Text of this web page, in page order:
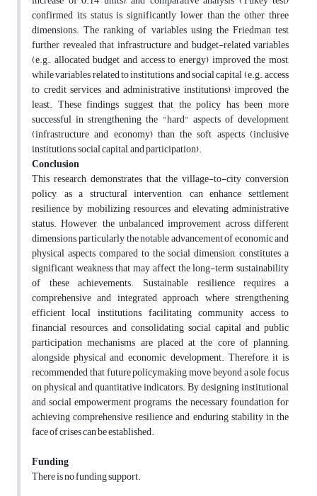
confirmed its status is significantly lower than the other three
dimensions. The ranking of variables using the Friedman test
further revealed that infrastructure and budget-related variables
(e.g., allocated budget and access to energy) improved the most,
while variables related to institutions and social capital (e.g., access
to credit services and administrative institutions) improved the
least. These findings suggest that the policy has been more
successful in strengthening the "hard" aspects of development
(infrastructure and economy) than the soft aspects (inclusive
institutions, social capital, and participation).
Conclusion
This research demonstrates that the village-to-city conversion
policy, as a structural intervention, can enhance settlement
resilience by mobilizing resources and elevating administrative
status. However, the unbalanced improvement across different
dimensions, particularly the notable advancement of economic and
physical aspects compared to the social dimension, constitutes a
significant weakness that may affect the long-term sustainability
of these achievements. Sustainable resilience requires a
comprehensive and integrated approach where strengthening
efficient local institutions, facilitating community access to
financial resources, and consolidating social capital and public
participation mechanisms are placed at the core of planning,
alongside physical and economic development. Therefore, it is
recommended that future policymaking move beyond a sole focus
on physical and quantitative indicators. By designing institutional
and social empowerment programs, the necessary foundation for
achieving comprehensive resilience and enduring stability in the
face of crises can be established.
Funding
There is no funding support.